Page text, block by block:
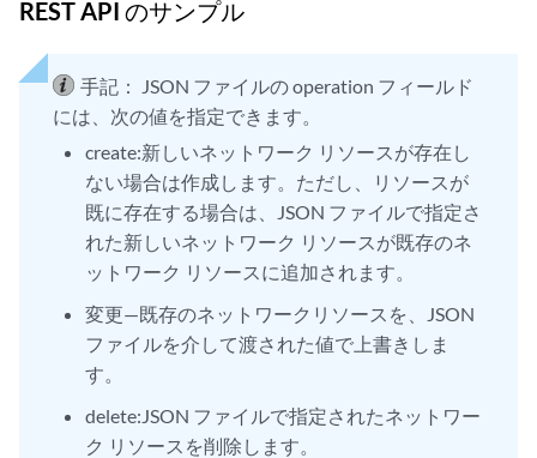
			{
				"prefix": "10.10.12.0/24"
			}
		]
REST API のサンプル
手記：
JSON ファイルの operation フィールド
には、次の値を指定できます。
create:新しいネットワーク リソースが存在し
ない場合は作成します。ただし、リソースが
既に存在する場合は、JSON ファイルで指定さ
れた新しいネットワーク リソースが既存のネ
ットワーク リソースに追加されます。
変更—既存のネットワークリソースを、JSON
ファイルを介して渡された値で上書きしま
す。
delete:JSON ファイルで指定されたネットワー
ク リソースを削除します。